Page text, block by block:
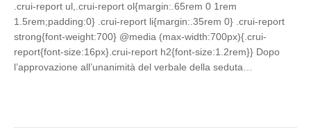
.crui-report ul,.crui-report ol{margin:.65rem 0 1rem
1.5rem;padding:0} .crui-report li{margin:.35rem 0} .crui-report
strong{font-weight:700} @media (max-width:700px){.crui-
report{font-size:16px}.crui-report h2{font-size:1.2rem}} Dopo
l’approvazione all’unanimità del verbale della seduta…